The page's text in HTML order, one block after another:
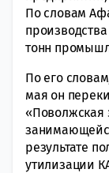
По словам
тонн
По его
мая он
«Поволжская
результате
утилизации